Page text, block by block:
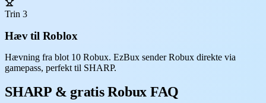
Trin 3
Hæv til Roblox
Hævning fra blot 10 Robux. EzBux sender Robux direkte via
gamepass, perfekt til SHARP.
SHARP & gratis Robux FAQ